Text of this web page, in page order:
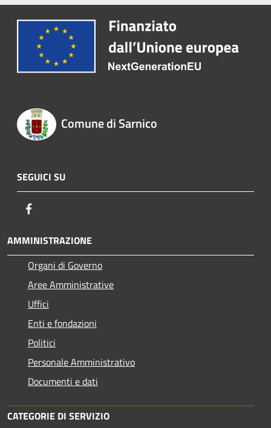
Comune di Sarnico
SEGUICI SU
AMMINISTRAZIONE
Organi di Governo
Aree Amministrative
Uffici
Enti e fondazioni
Politici
Personale Amministrativo
Documenti e dati
CATEGORIE DI SERVIZIO